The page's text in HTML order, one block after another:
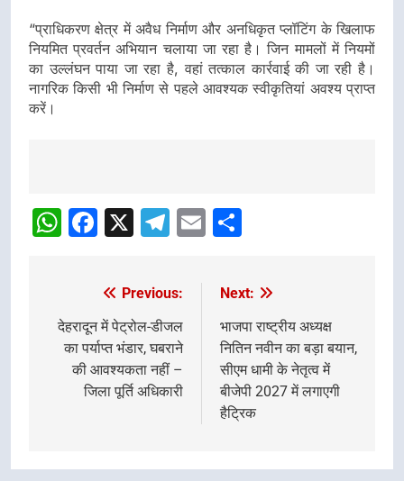
“प्राधिकरण क्षेत्र में अवैध निर्माण और अनधिकृत प्लॉटिंग के खिलाफ
नियमित प्रवर्तन अभियान चलाया जा रहा है। जिन मामलों में नियमों
का उल्लंघन पाया जा रहा है, वहां तत्काल कार्रवाई की जा रही है।
नागरिक किसी भी निर्माण से पहले आवश्यक स्वीकृतियां अवश्य प्राप्त
करें।
navigation
WhatsApp
Facebook
X Telegram
Email
navigation
Previous:
देहरादून में पेट्रोल-डीजल
का पर्याप्त भंडार, घबराने
की आवश्यकता नहीं –
जिला पूर्ति अधिकारी
Next:
भाजपा राष्ट्रीय अध्यक्ष
नितिन नवीन का बड़ा बयान,
सीएम धामी के नेतृत्व में
बीजेपी 2027 में लगाएगी
हैट्रिक